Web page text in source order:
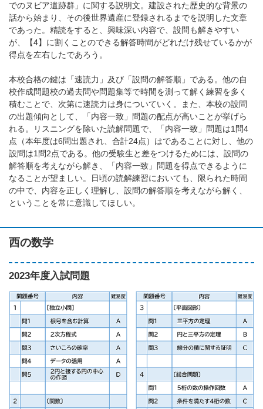
でのヌビア遺跡群」に関する説明文。建設された歴史的な背景の
話から始まり、その後世界遺産に登録されるまでを説明した文章
であった。精読をすると、興味深い内容で、設問も解きやすい
が、【4】に割くことのできる解答時間がどれだけ残せているかが
得点を左右したであろう。
本校合格の鍵は「速読力」及び「設問の解答順」である。他の自
校作成問題校の過去問や問題集等で時間を測って解く練習を多く
積むことで、次第に速読力は身についていく。また、本校の設問
の出題傾向として、「内容一致」問題の配点が高いことが挙げら
れる。リスニングを除いた読解問題で、「内容一致」問題は1問4
点（本年度は6問出題され、合計24点）はであることに対し、他の
設問は1問2点である。他の受験生と差をつけるためには、設問の
解答順を考えながら解き、「内容一致」問題を得点できるように
なることが望ましい。日頃の読解練習においても、限られた時間
の中で、内容を正しく理解し、設問の解答順を考えながら解く、
ということを常に意識してほしい。
西の数学
2023年度入試問題